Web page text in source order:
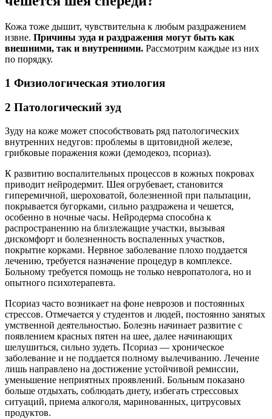
Кожа тоже дышит, чувствительна к любым раздражением
извне. Причины зуда и раздражения могут быть как
внешними, так и внутренними. Рассмотрим каждые из них
по порядку.
1 Физиологическая этиология
2 Патологический зуд
Зуду на коже может способствовать ряд патологических
внутренних недугов: проблемы в щитовидной железе,
грибковые поражения кожи (демодекоз, псориаз).
К развитию воспалительных процессов в кожных покровах
приводит нейродермит. Шея огрубевает, становится
гиперемичной, шероховатой, болезненной при пальпации,
покрывается бугорками, сильно раздражена и чешется,
особенно в ночные часы. Нейродерма способна к
распространению на близлежащие участки, вызывая
дискомфорт и болезненность воспаленных участков,
покрытие корками. Нервное заболевание плохо поддается
лечению, требуется назначение процедур в комплексе.
Больному требуется помощь не только невропатолога, но и
опытного психотерапевта.
Псориаз часто возникает на фоне неврозов и постоянных
стрессов. Отмечается у студентов и людей, постоянно занятых
умственной деятельностью. Болезнь начинает развитие с
появлением красных пятен на шее, далее начинающих
шелушиться, сильно зудеть. Псориаз — хроническое
заболевание и не поддается полному вылечиванию. Лечение
лишь направлено на достижение устойчивой ремиссии,
уменьшение неприятных проявлений. Больным показано
больше отдыхать, соблюдать диету, избегать стрессовых
ситуаций, приема алкоголя, маринованных, цитрусовых
продуктов.